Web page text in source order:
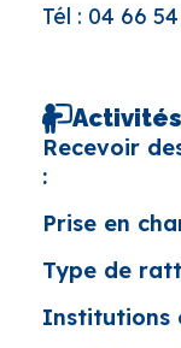
Tél : 04 66
Recevoir
:
Prise en
Type de
Institutions